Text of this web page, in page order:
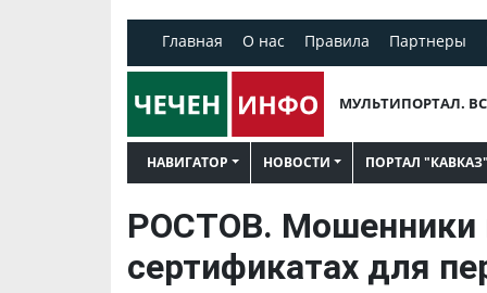
Главная О нас Правила Партнеры
МУЛЬТИПОРТАЛ.
НАВИГАТОР НОВОСТИ ПОРТАЛ "КАВКАЗ"
РОСТОВ.
сертификатах для